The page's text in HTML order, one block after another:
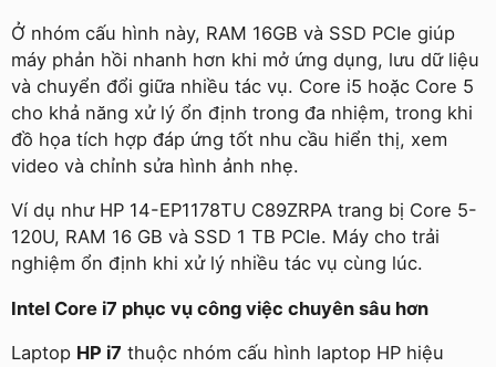
Ở nhóm cấu hình này, RAM 16GB và SSD PCIe giúp
máy phản hồi nhanh hơn khi mở ứng dụng, lưu dữ liệu
và chuyển đổi giữa nhiều tác vụ. Core i5 hoặc Core 5
cho khả năng xử lý ổn định trong đa nhiệm, trong khi
đồ họa tích hợp đáp ứng tốt nhu cầu hiển thị, xem
video và chỉnh sửa hình ảnh nhẹ.
Ví dụ như HP 14-EP1178TU C89ZRPA trang bị Core 5-
120U, RAM 16 GB và SSD 1 TB PCIe. Máy cho trải
nghiệm ổn định khi xử lý nhiều tác vụ cùng lúc.
Intel Core i7 phục vụ công việc chuyên sâu hơn
Laptop HP i7 thuộc nhóm cấu hình laptop HP hiệu